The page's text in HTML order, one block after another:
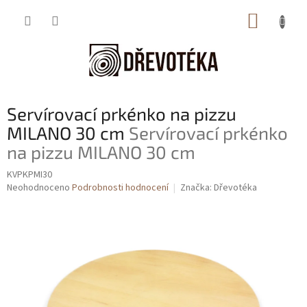
Servírovací prkénko na pizzu
MILANO 30 cm Servírovací prkénko
na pizzu MILANO 30 cm
KVPKPMI30
Průměrné
Neohodnoceno Podrobnosti hodnocení Značka: Dřevotéka